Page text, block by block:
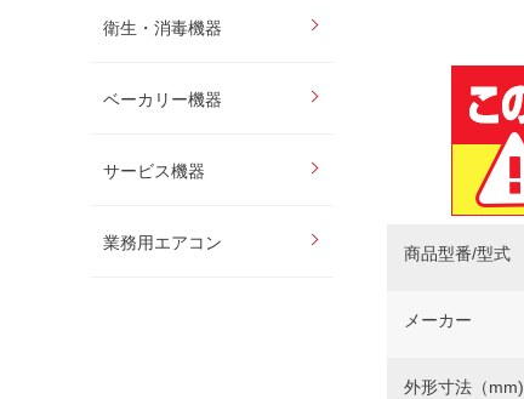
衛生・消毒機器
ベーカリー機器
サービス機器
業務用エアコン
商品型番/型式
メーカー
外形寸法（mm)